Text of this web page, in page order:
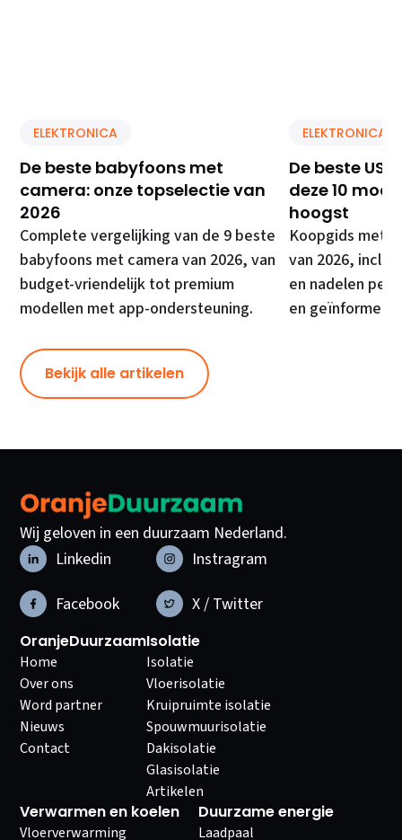
ELEKTRONICA
De beste babyfoons met
camera: onze topselectie van
2026
Complete vergelijking van de 9 beste
babyfoons met camera van 2026, van
budget-vriendelijk tot premium
modellen met app-ondersteuning.
ELEKTRONICA
De beste
deze 10
hoogst
Koopgids met
van 2026,
en nadelen per
en
Bekijk alle artikelen
Wij geloven in een duurzaam Nederland.
Linkedin
Instragram
Facebook
X / Twitter
OranjeDuurzaam
Home
Over ons
Word partner
Nieuws
Contact
Isolatie
Isolatie
Vloerisolatie
Kruipruimte isolatie
Spouwmuurisolatie
Dakisolatie
Glasisolatie
Artikelen
Verwarmen en koelen
Vloerverwarming
Duurzame energie
Laadpaal